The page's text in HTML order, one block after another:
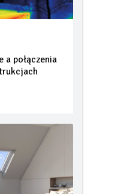
a połączenia